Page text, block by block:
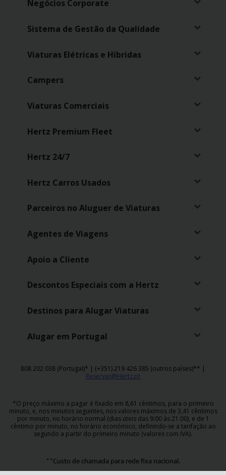
Negócios Corporate
Sistema de Gestão da Qualidade
Viaturas Elétricas e Híbridas
Campers
Viaturas Comerciais
Hertz Premium Fleet
Hertz 24/7
Hertz Carros Usados
Parceiros no Aluguer de Viaturas
Agentes de Viagens
Apoio a Cliente
Descontos Especiais com a Hertz
Destinos para Alugar Viaturas
Alugar em Portugal
808 202 038 (Portugal)* | (+351) 219 426 385 (outros países)** |
Reservas@Hertz.pt
*O preço máximo a pagar é fixado em 8,61 cêntimos, para o primeiro
minuto, e, nos minutos seguintes, nos valores máximos de 3,41 cêntimos
por minuto, no horário normal (dias úteis das 9:00 às 21:00), e de 1
cêntimo por minuto, no horário económico, definindo-se a tarifação ao
segundo a partir do primeiro minuto (valores com IVA).
**Custo de chamada para rede fixa nacional.